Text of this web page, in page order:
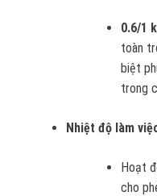
0.6/1
toàn
biệt
trong
Nhiệt độ làm
Hoạt
cho